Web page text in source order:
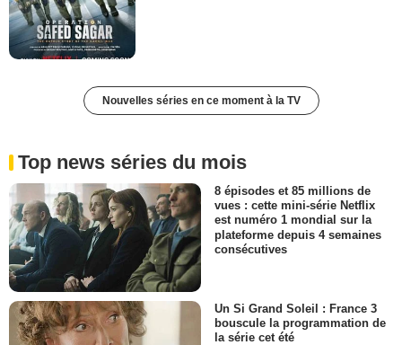
Nouvelles séries en ce moment à la TV
Top news séries du mois
8 épisodes et 85 millions de
vues : cette mini-série Netflix
est numéro 1 mondial sur la
plateforme depuis 4 semaines
consécutives
Un Si Grand Soleil : France 3
bouscule la programmation de
la série cet été